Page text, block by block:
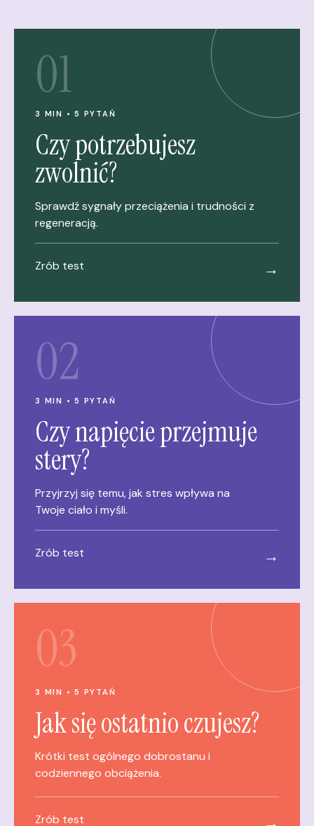
01
3 MIN • 5 PYTAŃ
Czy potrzebujesz
zwolnić?
Sprawdź sygnały przeciążenia i trudności z
regeneracją.
Zrób test →
02
3 MIN • 5 PYTAŃ
Czy napięcie przejmuje
stery?
Przyjrzyj się temu, jak stres wpływa na
Twoje ciało i myśli.
Zrób test →
03
3 MIN • 5 PYTAŃ
Jak się ostatnio czujesz?
Krótki test ogólnego dobrostanu i
codziennego obciążenia.
Zrób test